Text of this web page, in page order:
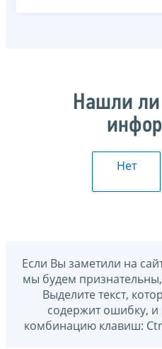
Нашли
Нет
Если Вы заметили на
мы будем
Выделите текст,
содержит ошибку, и
комбинацию клавиш: